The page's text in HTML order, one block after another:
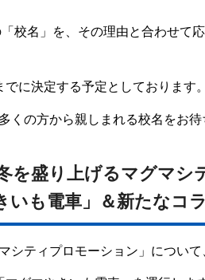
校名」を、その理由と合わせて
に決定する予定としております。
くの方から親しまれる校名をお待
を盛り上げるマグマシ
いも電車」＆新たなコ
シティプロモーション」について